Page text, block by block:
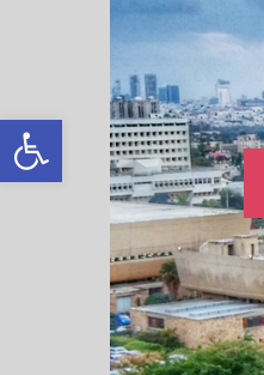
פתח